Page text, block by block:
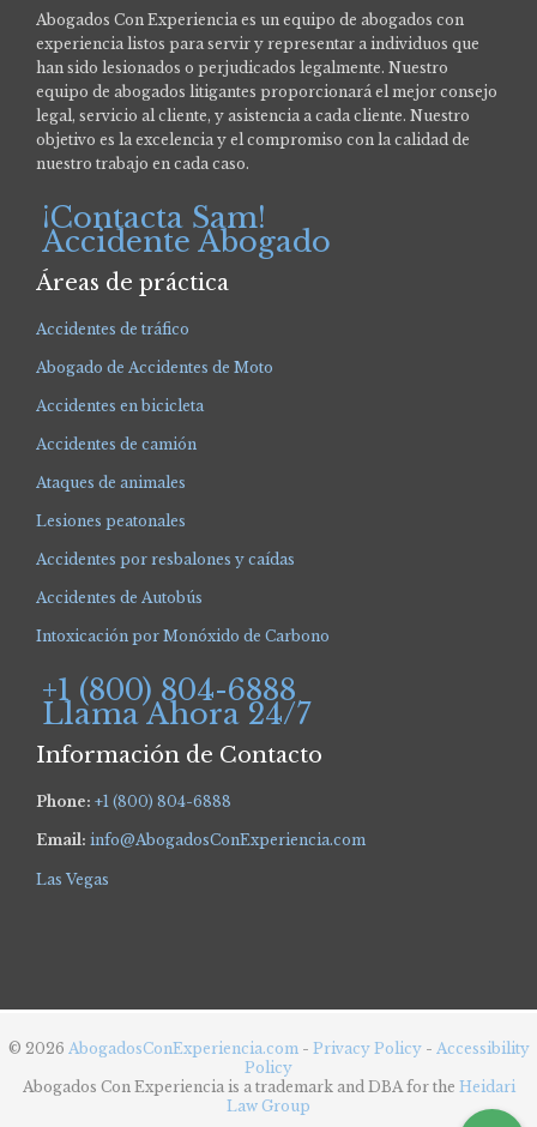
Abogados Con Experiencia es un equipo de abogados con
experiencia listos para servir y representar a individuos que
han sido lesionados o perjudicados legalmente. Nuestro
equipo de abogados litigantes proporcionará el mejor consejo
legal, servicio al cliente, y asistencia a cada cliente. Nuestro
objetivo es la excelencia y el compromiso con la calidad de
nuestro trabajo en cada caso.
¡Contacta Sam!
Accidente Abogado
Áreas de práctica
Accidentes de tráfico
Abogado de Accidentes de Moto
Accidentes en bicicleta
Accidentes de camión
Ataques de animales
Lesiones peatonales
Accidentes por resbalones y caídas
Accidentes de Autobús
Intoxicación por Monóxido de Carbono
+1 (800) 804-6888
Llama Ahora 24/7
Información de Contacto
Phone: +1 (800) 804-6888
Email: info@AbogadosConExperiencia.com
Las Vegas
© 2026 AbogadosConExperiencia.com- Privacy Policy - Accessibility
Policy
Abogados Con Experiencia is a trademark and DBA for the Heidari
Law Group